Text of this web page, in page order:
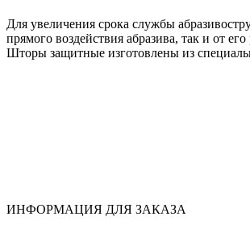
Для увеличения срока службы
прямого воздействия абразива, так и от
Шторы защитные изготовлены из
ИНФОРМАЦИЯ ДЛЯ ЗАКАЗА